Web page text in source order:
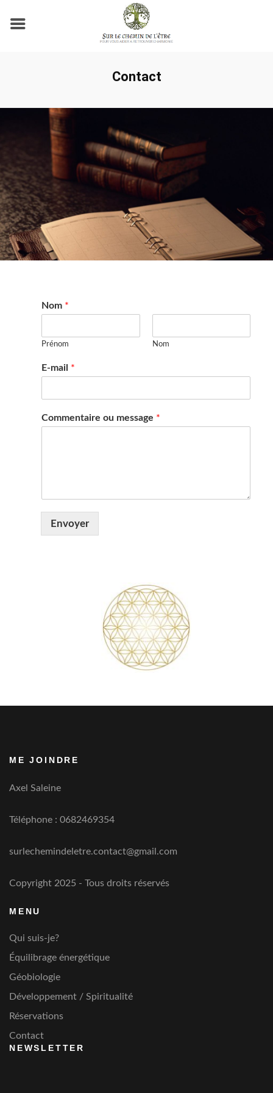
Contact
Nom *
Prénom Nom
E-mail *
Commentaire ou message *
Envoyer
ME JOINDRE
Axel Saleine
Téléphone : 0682469354
surlechemindeletre.contact@gmail.com
Copyright 2025 - Tous droits réservés
MENU
Qui suis-je?
Équilibrage énergétique
Géobiologie
Développement / Spiritualité
Réservations
Contact
NEWSLETTER